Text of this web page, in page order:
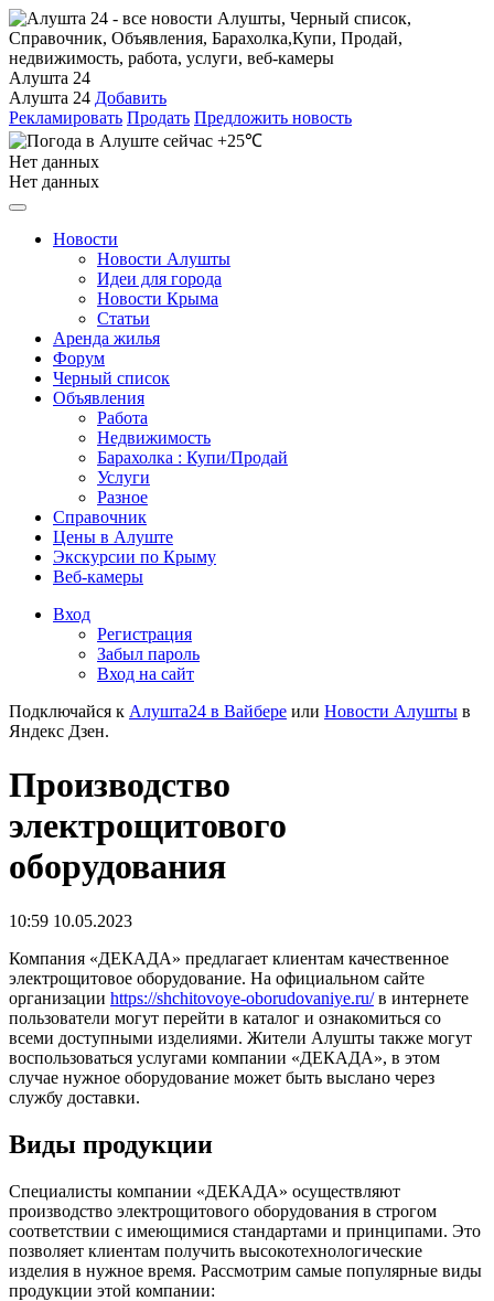
Алушта 24
Алушта 24 Добавить
Рекламировать Продать Предложить новость
+25℃
Нет данных
Нет данных
Новости
Новости Алушты
Идеи для города
Новости Крыма
Статьи
Аренда жилья
Форум
Черный список
Объявления
Работа
Недвижимость
Барахолка : Купи/Продай
Услуги
Разное
Справочник
Цены в Алуште
Экскурсии по Крыму
Веб-камеры
Вход
Регистрация
Забыл пароль
Вход на сайт
Подключайся к Алушта24 в Вайбере или Новости Алушты в
Яндекс Дзен.
Производство
электрощитового
оборудования
10:59 10.05.2023
Компания «ДЕКАДА» предлагает клиентам качественное
электрощитовое оборудование. На официальном сайте
организации https://shchitovoye-oborudovaniye.ru/в интернете
пользователи могут перейти в каталог и ознакомиться со
всеми доступными изделиями. Жители Алушты также могут
воспользоваться услугами компании «ДЕКАДА», в этом
случае нужное оборудование может быть выслано через
службу доставки.
Виды продукции
Специалисты компании «ДЕКАДА» осуществляют
производство электрощитового оборудования в строгом
соответствии с имеющимися стандартами и принципами. Это
позволяет клиентам получить высокотехнологические
изделия в нужное время. Рассмотрим самые популярные виды
продукции этой компании: